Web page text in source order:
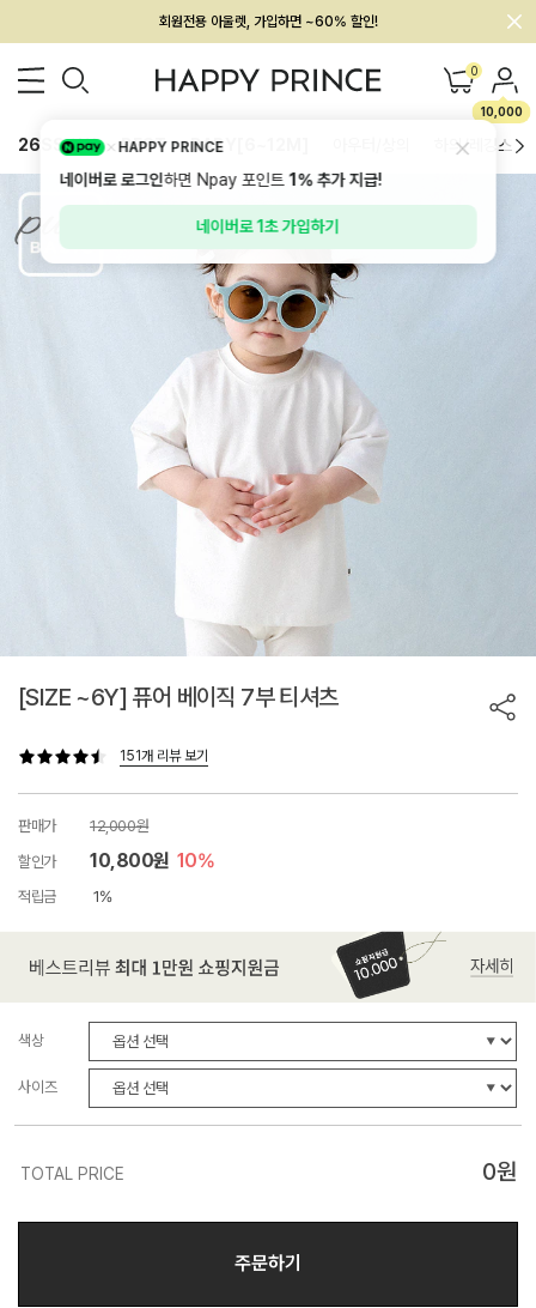
회원전용 아울렛, 가입하면 ~60% 할인!
멤버십 최대 28,000원 혜택 0
10,000
26SS 신상 BEST BABY[6~12M] 하의/레깅스
[SIZE ~6Y] 퓨어 베이직 7부 티셔츠
151개 리뷰 보기
판매가
12,000원
할인가
10,800원 10%
적립금 1%
색상
사이즈
TOTAL PRICE 0원
주문하기
HAPPY PRINCE
네이버로 로그인하면 Npay 포인트1%추가 지급!
네이버로 1초 가입하기